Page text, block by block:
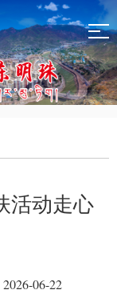
活动走心
06-22